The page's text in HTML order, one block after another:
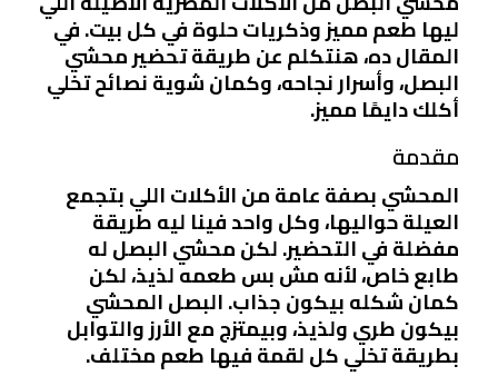
ليها طعم مميز وذكريات حلوة في كل بيت. في
المقال ده، هنتكلم عن طريقة تحضير محشي
البصل، وأسرار نجاحه، وكمان شوية نصائح تخلي
أكلك دايمًا مميز.
مقدمة
المحشي بصفة عامة من الأكلات اللي بتجمع
العيلة حواليها، وكل واحد فينا ليه طريقة
مفضلة في التحضير. لكن محشي البصل له
طابع خاص، لأنه مش بس طعمه لذيذ، لكن
كمان شكله بيكون جذاب. البصل المحشي
بيكون طري ولذيذ، وبيمتزج مع الأرز والتوابل
بطريقة تخلي كل لقمة فيها طعم مختلف.